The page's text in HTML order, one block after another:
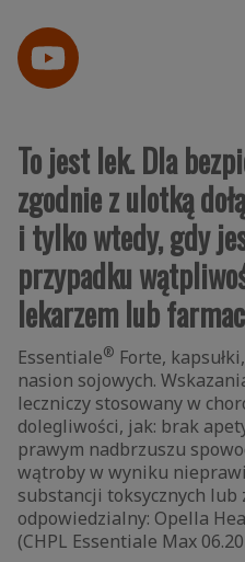
To jest lek. Dla
zgodnie z ulotką
i tylko wtedy, gdy
przypadku
lekarzem lub
Essentiale® Forte,
nasion sojowych.
leczniczy stosowany w
dolegliwości, jak: brak
prawym nadbrzuszu
wątroby w wyniku
substancji toksycznych
odpowiedzialny: Opella
(CHPL Essentiale Max